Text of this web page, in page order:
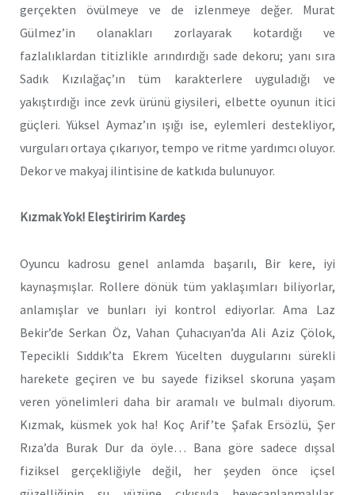
gerçekten övülmeye ve de izlenmeye değer. Murat
Gülmez’in olanakları zorlayarak kotardığı ve
fazlalıklardan titizlikle arındırdığı sade dekoru; yanı sıra
Sadık Kızılağaç’ın tüm karakterlere uyguladığı ve
yakıştırdığı ince zevk ürünü giysileri, elbette oyunun itici
güçleri. Yüksel Aymaz’ın ışığı ise, eylemleri destekliyor,
vurguları ortaya çıkarıyor, tempo ve ritme yardımcı oluyor.
Dekor ve makyaj ilintisine de katkıda bulunuyor.
Kızmak Yok! Eleştiririm Kardeş
Oyuncu kadrosu genel anlamda başarılı, Bir kere, iyi
kaynaşmışlar. Rollere dönük tüm yaklaşımları biliyorlar,
anlamışlar ve bunları iyi kontrol ediyorlar. Ama Laz
Bekir’de Serkan Öz, Vahan Çuhacıyan’da Ali Aziz Çölok,
Tepecikli Sıddık’ta Ekrem Yücelten duygularını sürekli
harekete geçiren ve bu sayede fiziksel skoruna yaşam
veren yönelimleri daha bir aramalı ve bulmalı diyorum.
Kızmak, küsmek yok ha! Koç Arif’te Şafak Ersözlü, Şer
Rıza’da Burak Dur da öyle… Bana göre sadece dışsal
fiziksel gerçekliğiyle değil, her şeyden önce içsel